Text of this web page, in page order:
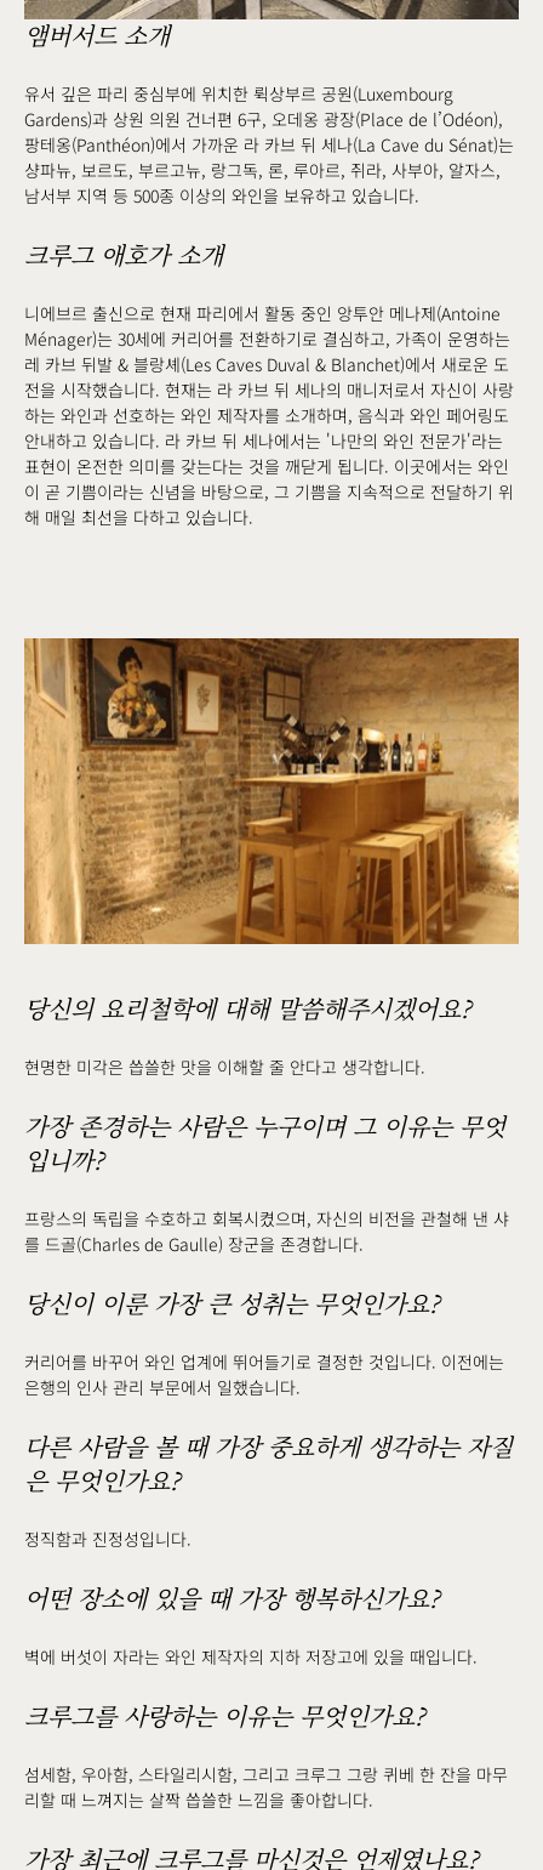
앰버서드 소개
유서 깊은 파리 중심부에 위치한 뤽상부르 공원(Luxembourg
Gardens)과 상원 의원 건너편 6구, 오데옹 광장(Place de l’Odéon),
팡테옹(Panthéon)에서 가까운 라 카브 뒤 세나(La Cave du Sénat)는
샹파뉴, 보르도, 부르고뉴, 랑그독, 론, 루아르, 쥐라, 사부아, 알자스,
남서부 지역 등 500종 이상의 와인을 보유하고 있습니다.
크루그 애호가 소개
니에브르 출신으로 현재 파리에서 활동 중인 앙투안 메나제(Antoine
Ménager)는 30세에 커리어를 전환하기로 결심하고, 가족이 운영하는
레 카브 뒤발 & 블랑셰(Les Caves Duval & Blanchet)에서 새로운 도
전을 시작했습니다. 현재는 라 카브 뒤 세나의 매니저로서 자신이 사랑
하는 와인과 선호하는 와인 제작자를 소개하며, 음식과 와인 페어링도
안내하고 있습니다. 라 카브 뒤 세나에서는 '나만의 와인 전문가'라는
표현이 온전한 의미를 갖는다는 것을 깨닫게 됩니다. 이곳에서는 와인
이 곧 기쁨이라는 신념을 바탕으로, 그 기쁨을 지속적으로 전달하기 위
해 매일 최선을 다하고 있습니다.
당신의 요리철학에 대해 말씀해주시겠어요?
현명한 미각은 씁쓸한 맛을 이해할 줄 안다고 생각합니다.
가장 존경하는 사람은 누구이며 그 이유는 무엇
입니까?
프랑스의 독립을 수호하고 회복시켰으며, 자신의 비전을 관철해 낸 샤
를 드골(Charles de Gaulle) 장군을 존경합니다.
당신이 이룬 가장 큰 성취는 무엇인가요?
커리어를 바꾸어 와인 업계에 뛰어들기로 결정한 것입니다. 이전에는
은행의 인사 관리 부문에서 일했습니다.
다른 사람을 볼 때 가장 중요하게 생각하는 자질
은 무엇인가요?
정직함과 진정성입니다.
어떤 장소에 있을 때 가장 행복하신가요?
벽에 버섯이 자라는 와인 제작자의 지하 저장고에 있을 때입니다.
크루그를 사랑하는 이유는 무엇인가요?
섬세함, 우아함, 스타일리시함, 그리고 크루그 그랑 퀴베 한 잔을 마무
리할 때 느껴지는 살짝 씁쓸한 느낌을 좋아합니다.